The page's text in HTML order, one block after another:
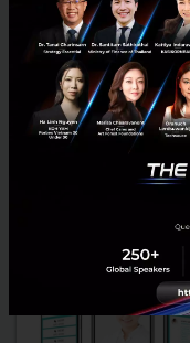
PR News nia Ooca Thai